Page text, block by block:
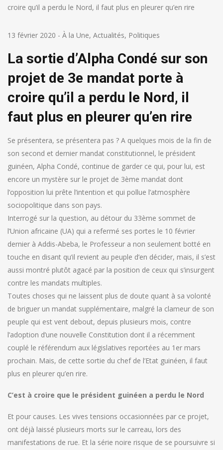
croire qu’il a perdu le Nord, il faut plus en pleurer qu’en rire
13 février 2020 - À la Une, Actualités, Politiques
La sortie d’Alpha Condé sur son
projet de 3e mandat porte à
croire qu’il a perdu le Nord, il
faut plus en pleurer qu’en rire
Se présentera, se présentera pas ? A quelques mois de la fin de
son second et dernier mandat constitutionnel, le président
guinéen, Alpha Condé, continue de garder ce qui, pour lui, est
encore un mystère sur le projet de 3ème mandat dont
l’opposition lui prête l’intention et qui pollue l’atmosphère
sociopolitique dans son pays.
Interrogé sur la question, au détour du 33ème sommet de
l’Union africaine (UA) qui a refermé ses portes le 10 février
dernier à Addis-Abeba, le Professeur a non seulement botté en
touche en disant qu’il revient au peuple d’en décider, mais, il s’est
aussi montré plutôt agacé par la position de ceux qui s’insurgent
contre les mandats multiples.
Toutes choses qui ne laissent plus de doute quant à sa volonté
de briguer un mandat supplémentaire, malgré la clameur de son
peuple qui est vent debout, depuis plusieurs mois, contre
l’adoption d’une nouvelle Constitution dont il a récemment
couplé le référendum aux législatives reportées au 1er mars
prochain. Mais, de cette sortie du chef de l’Etat guinéen, il faut
plus en pleurer qu’en rire.
C’est à croire que le président guinéen a perdu le Nord
Et pour causes. Les vives tensions occasionnées par ce projet,
ont déjà laissé plusieurs morts sur le carreau, lors des
manifestations de rue. Et la série noire risque de se poursuivre si